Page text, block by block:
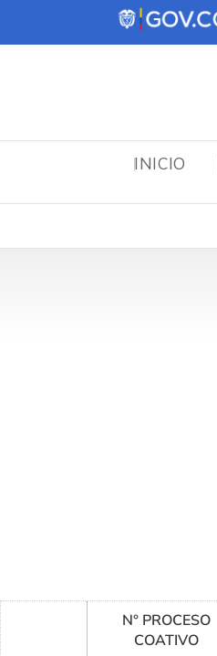
INICIO
N° PROCESO
COATIVO